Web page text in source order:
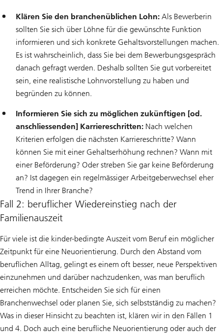
Klären Sie den branchenüblichen Lohn: Als Bewerberin
sollten Sie sich über Löhne für die gewünschte Funktion
informieren und sich konkrete Gehaltsvorstellungen machen.
Es ist wahrscheinlich, dass Sie bei dem Bewerbungsgespräch
danach gefragt werden. Deshalb sollten Sie gut vorbereitet
sein, eine realistische Lohnvorstellung zu haben und
begründen zu können.
Informieren Sie sich zu möglichen zukünftigen [od.
anschliessenden] Karriereschritten: Nach welchen
Kriterien erfolgen die nächsten Karriereschritte? Wann
können Sie mit einer Gehaltserhöhung rechnen? Wann mit
einer Beförderung? Oder streben Sie gar keine Beförderung
an? Ist dagegen ein regelmässiger Arbeitgeberwechsel eher
Trend in Ihrer Branche?
Fall 2: beruflicher Wiedereinstieg nach der
Familienauszeit
Für viele ist die kinder-bedingte Auszeit vom Beruf ein möglicher
Zeitpunkt für eine Neuorientierung. Durch den Abstand vom
beruflichen Alltag, gelingt es einem oft besser, neue Perspektiven
einzunehmen und darüber nachzudenken, was man beruflich
erreichen möchte. Entscheiden Sie sich für einen
Branchenwechsel oder planen Sie, sich selbstständig zu machen?
Was in dieser Hinsicht zu beachten ist, klären wir in den Fällen 1
und 4. Doch auch eine berufliche Neuorientierung oder auch der